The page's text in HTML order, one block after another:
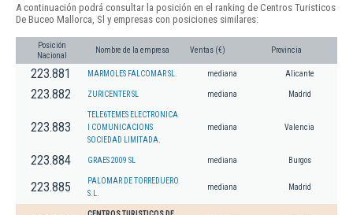
A continuación podrá consultar la posición en el ranking de Centros Turisticos
De Buceo Mallorca, Sl y empresas con posiciones similares:
Posición
Nacional
Nombre de la empresa Ventas (€) Provincia
223.881 MARMOLES FALCOMAR SL. mediana Alicante
223.882 ZURICENTER SL mediana Madrid
223.883
TELE6TEMES ELECTRONICA
I COMUNICACIONS
SOCIEDAD LIMITADA.
mediana Valencia
223.884 GRAES 2009 SL mediana Burgos
223.885
PALOMAR DE TORREDUERO
S.L.
mediana Madrid